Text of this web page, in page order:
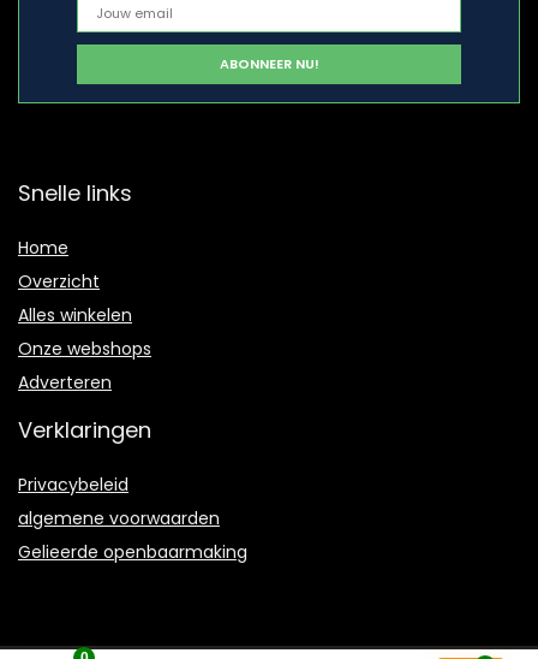
Snelle links
Home
Overzicht
Alles winkelen
Onze webshops
Adverteren
Verklaringen
Privacybeleid
algemene voorwaarden
Gelieerde openbaarmaking